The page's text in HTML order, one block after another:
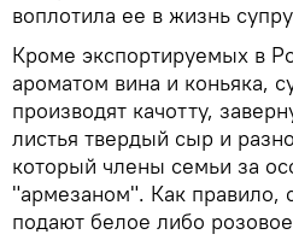
воплотила ее в жизнь
Кроме экспортируемых в
ароматом вина и коньяка,
производят качотту,
листья твердый сыр и
который члены семьи за
"армезаном". Как правило,
подают белое либо